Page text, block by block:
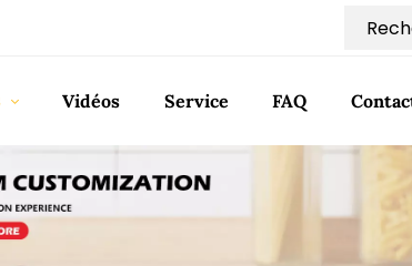
Vidéos Service FAQ